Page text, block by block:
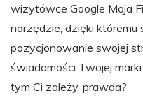
wizytówce Google Moja
narzędzie, dzięki któremu
pozycjonowanie swojej
świadomości Twojej
tym Ci zależy, prawda?